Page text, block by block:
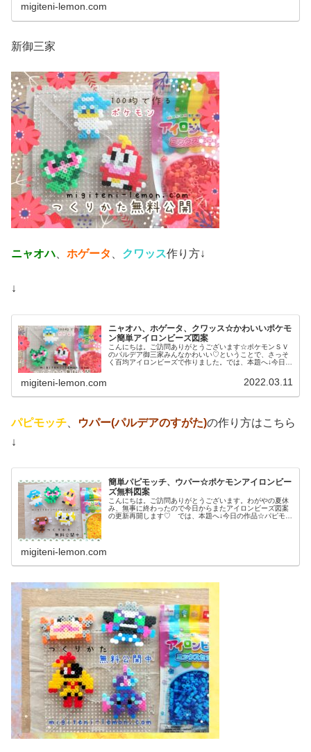
migiteni-lemon.com
新御三家
ニャオハ ホゲータ クワッス作り方↓
↓
ニャオハ、ホゲータ、クワッス☆かわいいポケモ
ン簡単アイロンビーズ図案
こんにちは。ご訪問ありがとうございます☆ポケモンＳＶ
のパルデア御三家みんなかわいい♡ということで、さっそ
く百均アイロンビーズで作りました。では、本題へ↓今日の
migiteni-lemon.com 2022.03.11
パピモッチ ウパー(パルデアのすがた)の作り方はこちら
↓
簡単パピモッチ、ウパー☆ポケモンアイロンビー
ズ無料図案
こんにちは。ご訪問ありがとうございます。わがやの夏休
み、無事に終わったので今日からまたアイロンビーズ図案
の更新再開します♡ では、本題へ↓今日の作品☆パピモッ
migiteni-lemon.com